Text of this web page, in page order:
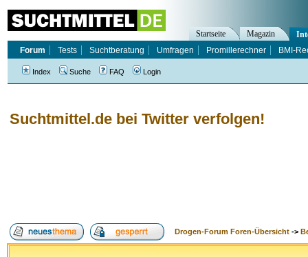
Suchtmittel.de bei Twitter verfolgen!
Drogen-Forum Foren-Übersicht ->
Startseite Magazin
Forum
Tests Suchtberatung Umfragen Promillerechner BMI-
Index Suche FAQ Login